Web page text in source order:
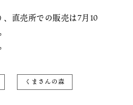
直売所での販売は7月10
くまさんの森